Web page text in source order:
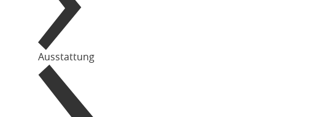
Ausstattung